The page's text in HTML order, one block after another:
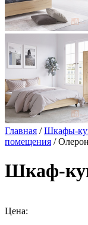
Главная /Шкафы-
помещения / Олерон
Шкаф-
Цена: